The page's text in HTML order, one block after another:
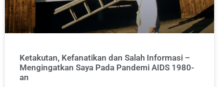
Ketakutan, Kefanatikan dan Salah Informasi –
Mengingatkan Saya Pada Pandemi AIDS 1980-
an